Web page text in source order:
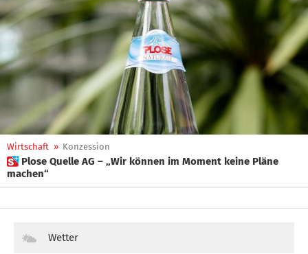
Wirtschaft » Konzession
 Plose Quelle AG – „Wir können im Moment keine Pläne
machen“
Wetter